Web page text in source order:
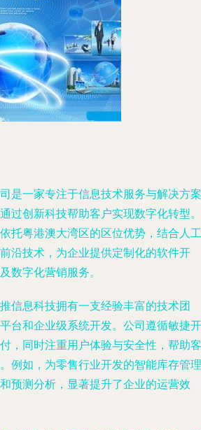
是一家专注于信息技术服务与解决方案
过创新科技帮助客户实现数字化转型。
托粤港澳大湾区的区位优势，结合人工
沿技术，为企业提供定制化的软件开
数字化营销服务。
信息科技拥有一支经验丰富的技术团
台和企业级系统开发。公司遵循敏捷开
，同时注重用户体验与安全性，帮助客
例如，为零售行业开发的智能库存管理
预测分析，显著提升了企业的运营效